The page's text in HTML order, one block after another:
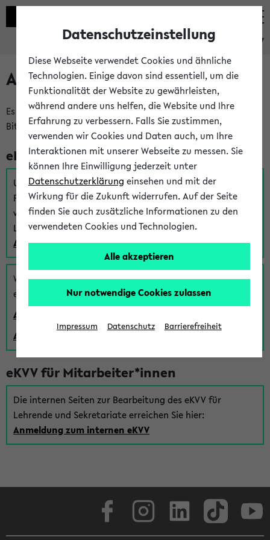
eKVV
Anmeldung am eKVV
Es gibt mehrere Möglichkeiten zur Anmeldung am eKVV.
Bitte wählen Sie die für Sie richtige aus:
eKVV für Studierende
Um sich einen Stundenplan zu erstellen und alle weiteren
Funktionen des eKVVs für Studierende zu nutzen,
verwenden Sie diesen Link zur Anmeldung über Ihr Uni
Login:
Anmeldung zum eKVV der Studierenden
Wenn Sie (noch) kein Uni Login haben, können Sie das
eKVV auch über einen Gastzugang verwenden:
Anmeldung über einen vorhandenen Gastzugang
Anlegen eines neuen Gastzugangs
eKVV für Mitarbeiter*innen
Die internen Seiten zur Bearbeitung des eKVV für
Lehrende und Sekretariate erreichen Sie hier:
Anmeldung zum internen eKVV
Datenschutzeinstellung
Diese Webseite verwendet Cookies und ähnliche
Technologien. Einige davon sind essentiell, um die
Funktionalität der Website zu gewährleisten,
während andere uns helfen, die Website und Ihre
Erfahrung zu verbessern. Falls Sie zustimmen,
verwenden wir Cookies und Daten auch, um Ihre
Interaktionen mit unserer Webseite zu messen. Sie
können Ihre Einwilligung jederzeit unter
Datenschutzerklärung einsehen und mit der
Wirkung für die Zukunft widerrufen. Auf der Seite
finden Sie auch zusätzliche Informationen zu den
verwendeten Cookies und Technologien.
Alle akzeptieren
Nur notwendige Cookies zulassen
Impressum Datenschutz Barrierefreiheit